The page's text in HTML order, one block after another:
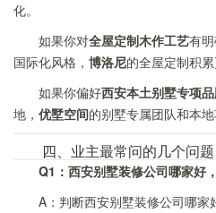
化。
如果你对全屋定制木作工艺有
国际化风格， 博洛尼的全屋定制积累
如果你偏好西安本土别墅专项
地， 优墅空间的别墅专属团队和本
四、业主最常问的几个问题
Q1：西安别墅装修公司哪家好
A：判断西安别墅装修公司哪